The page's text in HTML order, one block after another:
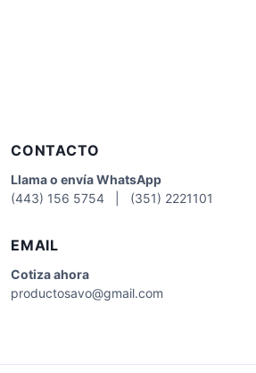
CONTACTO
Llama o envía WhatsApp
(443) 156 5754 | (351) 2221101
EMAIL
Cotizaahora
productosavo@gmail.com